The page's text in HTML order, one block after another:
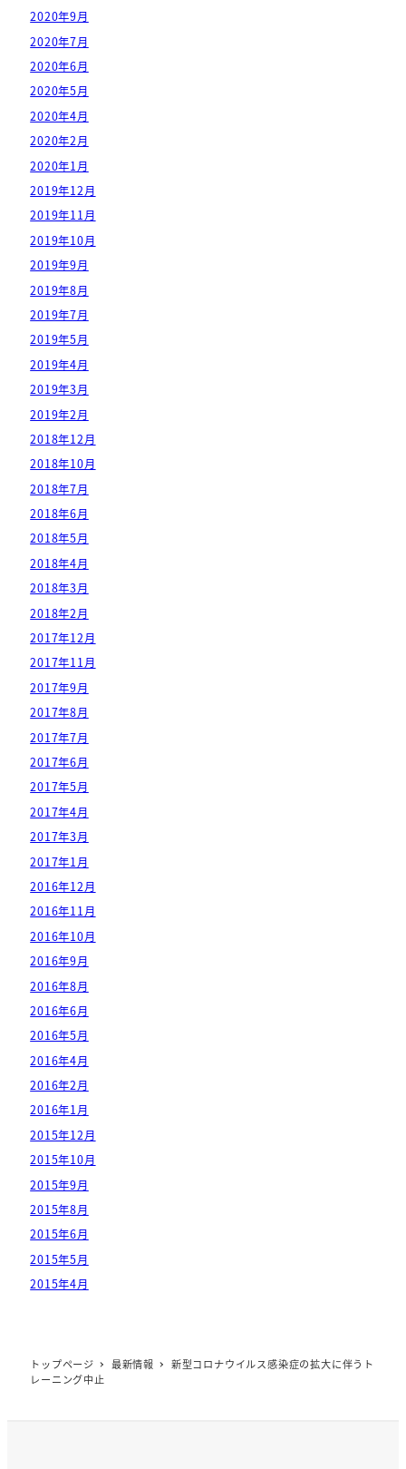
2020年9月
2020年7月
2020年6月
2020年5月
2020年4月
2020年2月
2020年1月
2019年12月
2019年11月
2019年10月
2019年9月
2019年8月
2019年7月
2019年5月
2019年4月
2019年3月
2019年2月
2018年12月
2018年10月
2018年7月
2018年6月
2018年5月
2018年4月
2018年3月
2018年2月
2017年12月
2017年11月
2017年9月
2017年8月
2017年7月
2017年6月
2017年5月
2017年4月
2017年3月
2017年1月
2016年12月
2016年11月
2016年10月
2016年9月
2016年8月
2016年6月
2016年5月
2016年4月
2016年2月
2016年1月
2015年12月
2015年10月
2015年9月
2015年8月
2015年6月
2015年5月
2015年4月
トップページ 最新情報
新型コロナウイルス感染症の拡大に伴うト
レーニング中止